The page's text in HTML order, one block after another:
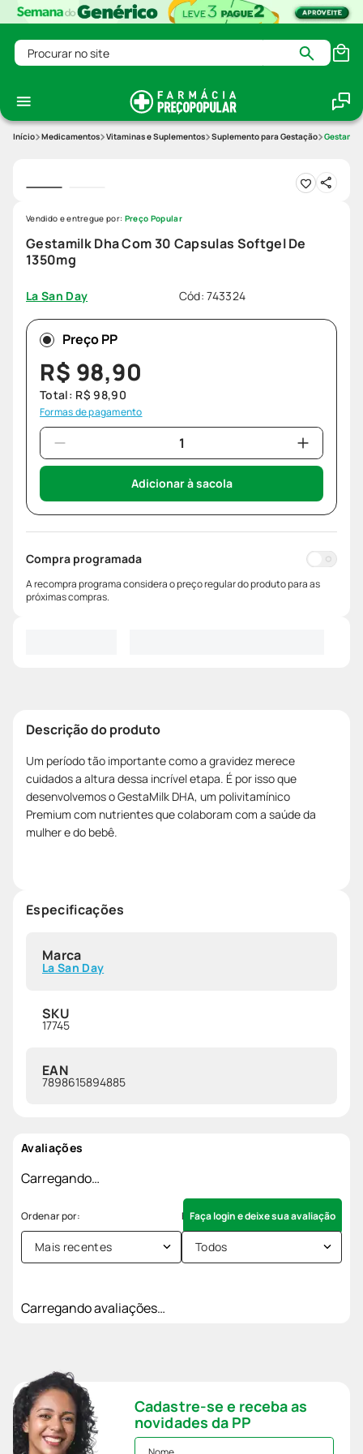
Procurar no site
Medicamentos Vitaminas e Suplementos Suplemento para Gestação
Gestamilk Dha Com 30 Capsulas Softgel De
1350mg
La San Day Cód:743324
Vendido e entregue por: Preço Popular
Preço PP
R$ 98,90
Total: R$ 98,90
Formas de pagamento
Adicionar à sacola
Compra programada
A recompra programa considera o preço regular do produto para as
próximas compras.
Descrição do produto
Um período tão importante como a gravidez merece
cuidados a altura dessa incrível etapa. É por isso que
desenvolvemos o GestaMilk DHA, um polivitamínico
Premium com nutrientes que colaboram com a saúde da
mulher e do bebê.
Especificações
Marca
La San Day
SKU
17745
EAN
7898615894885
Avaliações
Carregando…
Faça login e deixe sua avaliação
Mais recentes Todos
Carregando avaliações…
Cadastre-se e receba as
novidades da PP